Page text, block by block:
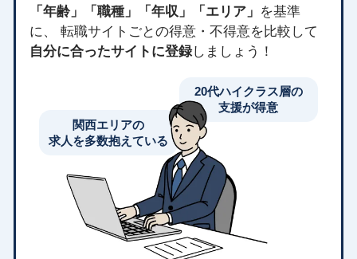
「年齢」「職種」「年収」「エリア」 を基準
に、 転職サイトごとの得意・不得意を比較して
自分に合ったサイトに登録しましょう！
関西エリアの
求人を多数抱えている
20代ハイクラス層の
支援が得意